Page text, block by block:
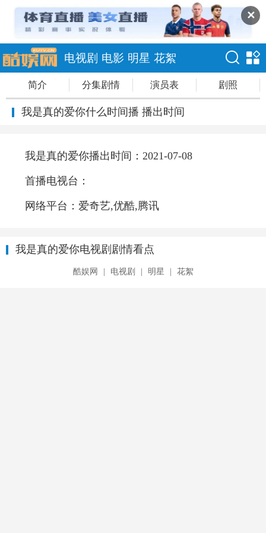
✕
电视剧 电影 明星 花絮
简介 分集剧情 演员表 剧照
我是真的爱你什么时间播 播出时间
我是真的爱你播出时间：2021-07-08
首播电视台：
网络平台：爱奇艺,优酷,腾讯
我是真的爱你电视剧剧情看点
酷娱网 | 电视剧 | 明星 | 花絮